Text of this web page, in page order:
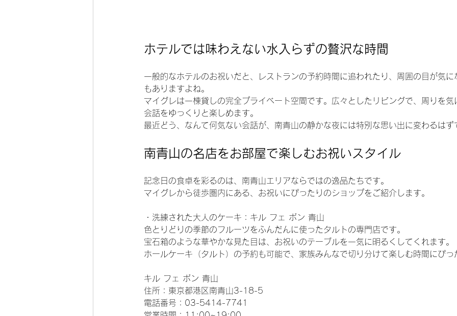
ホテルでは味わえない水入らずの贅沢な時間
一般的なホテルのお祝いだと、レストランの予約時間に追われたり、周囲の目が気に
もありますよね。
マイグレは一棟貸しの完全プライベート空間です。広々としたリビングで、周りを気
会話をゆっくりと楽しめます。
最近どう、なんて何気ない会話が、南青山の静かな夜には特別な思い出に変わるはず
南青山の名店をお部屋で楽しむお祝いスタイル
記念日の食卓を彩るのは、南青山エリアならではの逸品たちです。
マイグレから徒歩圏内にある、お祝いにぴったりのショップをご紹介します。
・洗練された大人のケーキ：キル フェ ボン 青山
色とりどりの季節のフルーツをふんだんに使ったタルトの専門店です。
宝石箱のような華やかな見た目は、お祝いのテーブルを一気に明るくしてくれます。
ホールケーキ（タルト）の予約も可能で、家族みんなで切り分けて楽しむ時間にぴっ
キル フェ ボン 青山
住所：東京都港区南青山3-18-5
電話番号：03-5414-7741